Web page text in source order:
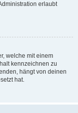
erlaubt
welche mit einem
kennzeichnen zu
hängt von deinen
hat.